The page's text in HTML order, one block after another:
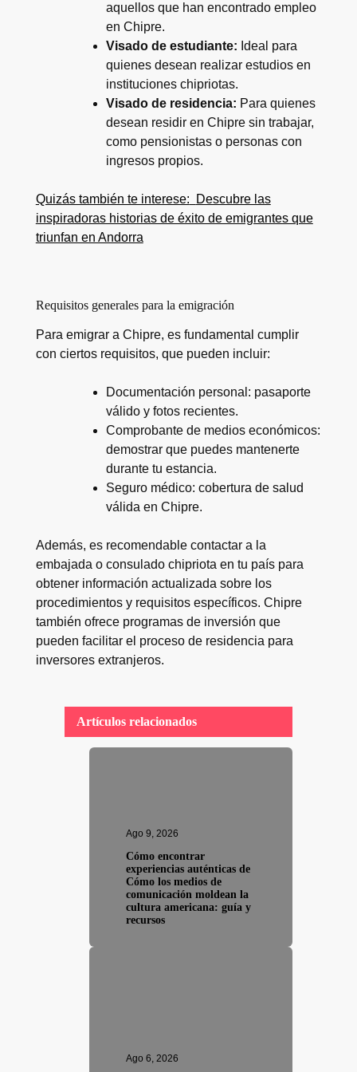
aquellos que han encontrado empleo
en Chipre.
Visado de estudiante: Ideal para
quienes desean realizar estudios en
instituciones chipriotas.
Visado de residencia: Para quienes
desean residir en Chipre sin trabajar,
como pensionistas o personas con
ingresos propios.
Quizás también te interese:
Descubre las
inspiradoras historias de éxito de emigrantes que
triunfan en Andorra
Requisitos generales para la emigración
Para emigrar a Chipre, es fundamental cumplir
con ciertos requisitos, que pueden incluir:
Documentación personal: pasaporte
válido y fotos recientes.
Comprobante de medios económicos:
demostrar que puedes mantenerte
durante tu estancia.
Seguro médico: cobertura de salud
válida en Chipre.
Además, es recomendable contactar a la
embajada o consulado chipriota en tu país para
obtener información actualizada sobre los
procedimientos y requisitos específicos. Chipre
también ofrece programas de inversión que
pueden facilitar el proceso de residencia para
inversores extranjeros.
Artículos relacionados
Ago 9, 2026
Cómo encontrar
experiencias auténticas de
Cómo los medios de
comunicación moldean la
cultura americana: guía y
recursos
Ago 6, 2026